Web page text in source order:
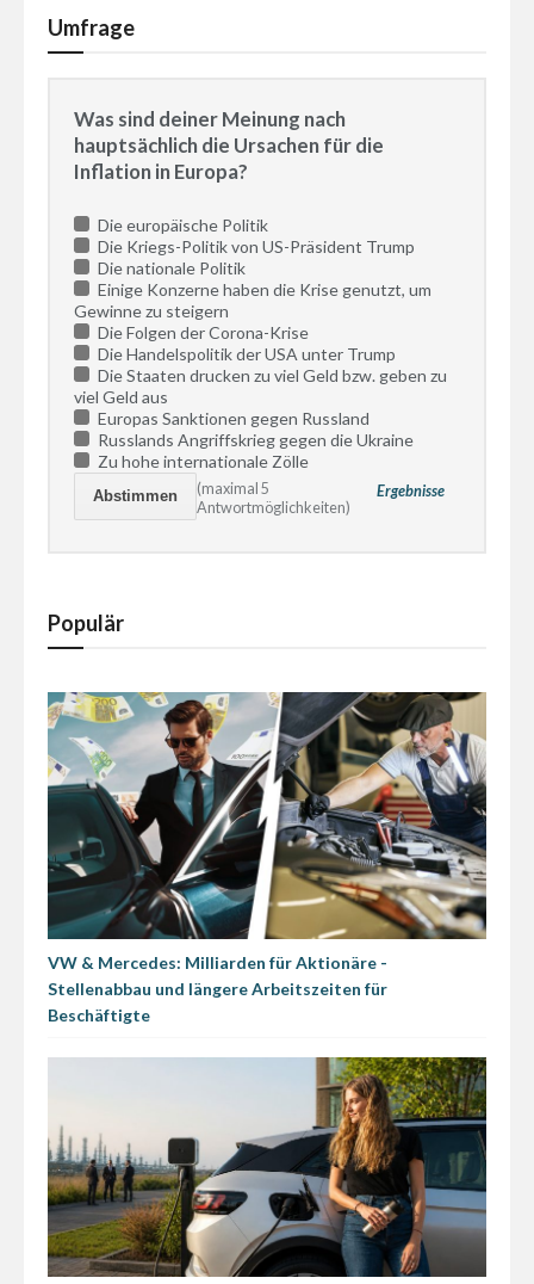
Umfrage
Was sind deiner Meinung nach
hauptsächlich die Ursachen für die
Inflation in Europa?
Die europäische Politik
Die Kriegs-Politik von US-Präsident Trump
Die nationale Politik
Einige Konzerne haben die Krise genutzt, um
Gewinne zu steigern
Die Folgen der Corona-Krise
Die Handelspolitik der USA unter Trump
Die Staaten drucken zu viel Geld bzw. geben zu
viel Geld aus
Europas Sanktionen gegen Russland
Russlands Angriffskrieg gegen die Ukraine
Zu hohe internationale Zölle
Ergebnisse
(maximal 5
Antwortmöglichkeiten)
Populär
VW & Mercedes: Milliarden für Aktionäre -
Stellenabbau und längere Arbeitszeiten für
Beschäftigte